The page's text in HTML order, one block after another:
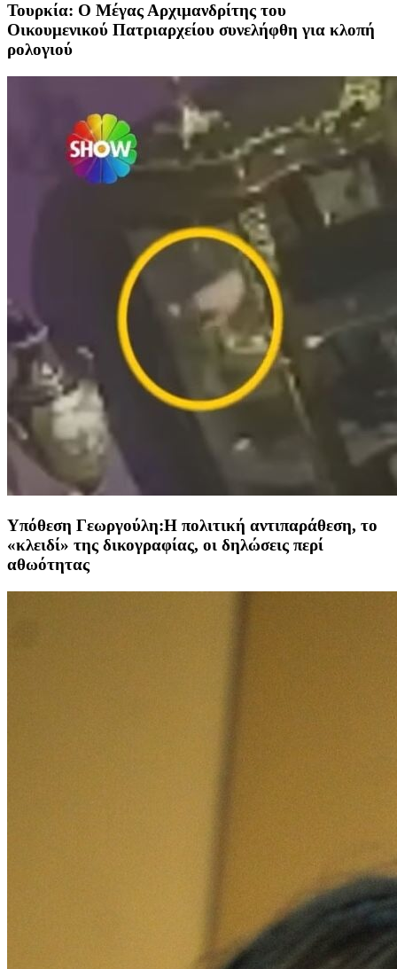
Τουρκία: Ο Μέγας Αρχιμανδρίτης του
Οικουμενικού Πατριαρχείου συνελήφθη για κλοπή
ρολογιού
Υπόθεση Γεωργούλη:Η πολιτική αντιπαράθεση, το
«κλειδί» της δικογραφίας, οι δηλώσεις περί
αθωότητας